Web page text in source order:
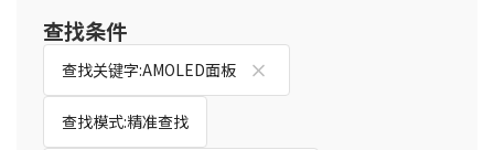
查找条件
查找关键字:AMOLED面板
查找模式:精准查找